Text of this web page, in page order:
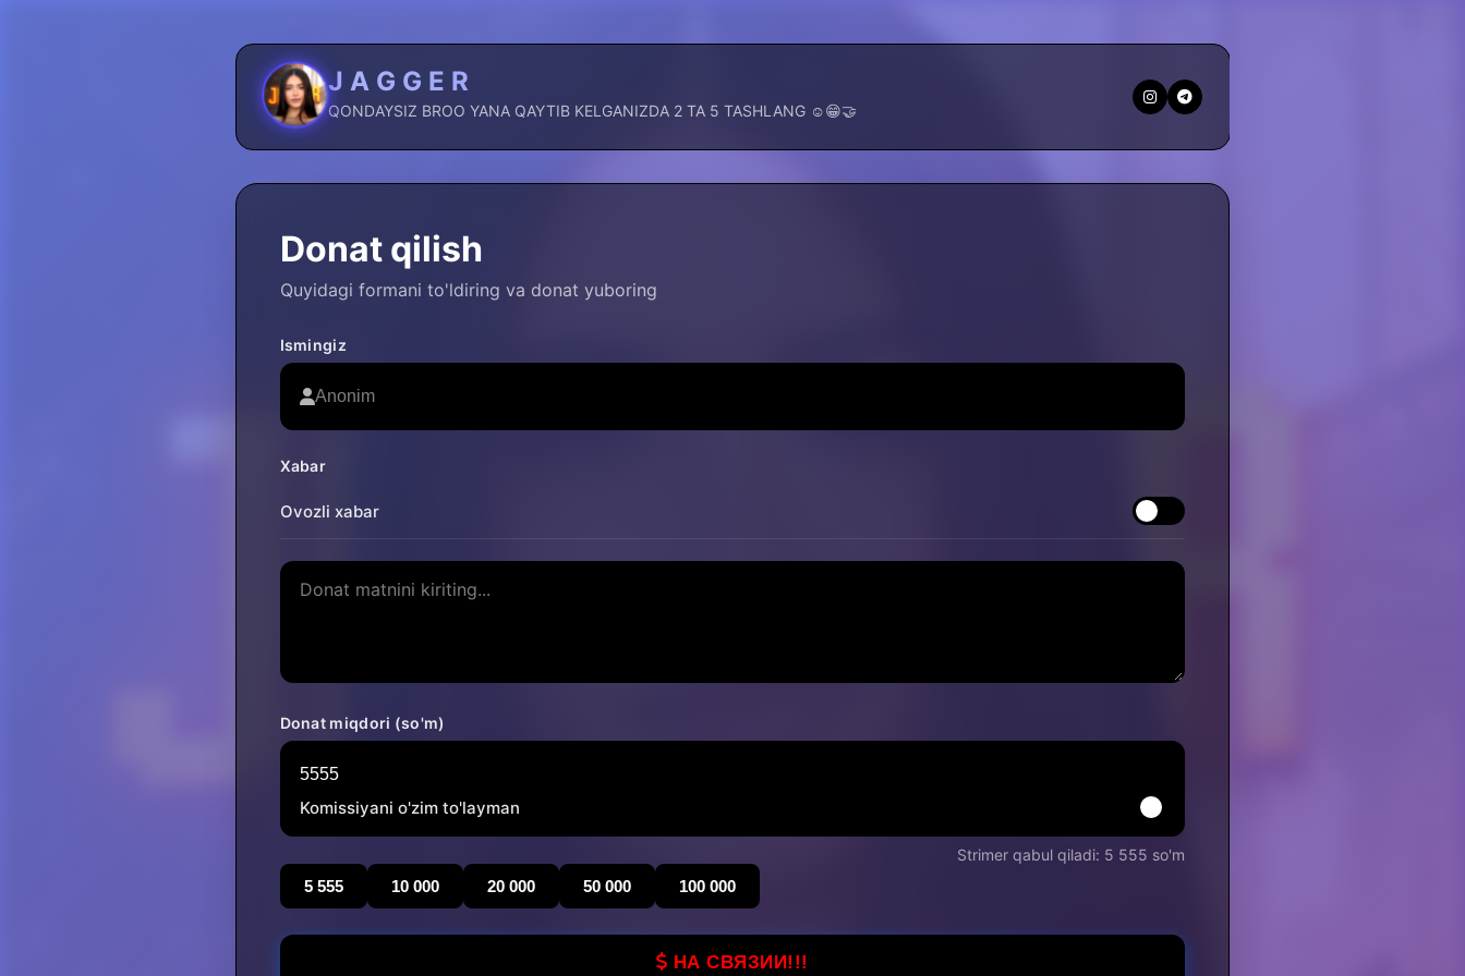
J A G G E R
QONDAYSIZ BROO YANA QAYTIB KELGANIZDA 2 TA 5 TASHLANG ☺️😁🤝
Donat qilish
Quyidagi formani to'ldiring va donat yuboring
Ismingiz
Xabar
Ovozli xabar
Donat miqdori (so'm)
Komissiyani o'zim to'layman
Strimer qabul qiladi: 5 555 so'm
5 555
10 000 20 000 50 000 100 000
НА СВЯЗИИ!!!